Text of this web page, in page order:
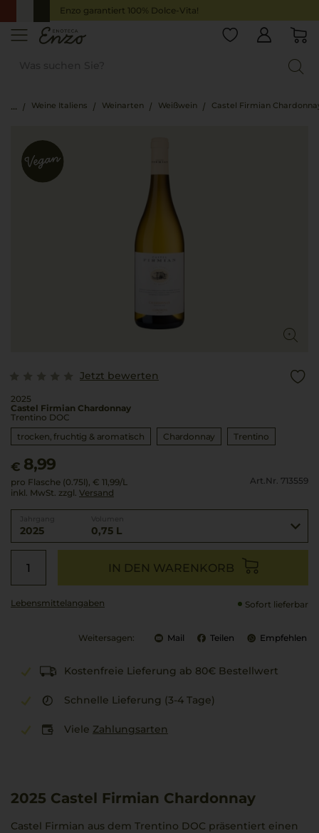
Enzo garantiert 100% Dolce-Vita!
Weine Italiens Weinarten Weißwein Castel Firmian
Jetzt bewerten
2025
Castel Firmian Chardonnay
Trentino DOC
trocken, fruchtig & aromatisch
Chardonnay Trentino
€ 8,99
pro Flasche (0.75l), € 11,99/L
inkl. MwSt. zzgl. Versand
Art.Nr. 713559
2025 0,75 L
IN DEN WARENKORB
Lebensmittel­angaben Sofort lieferbar
Weitersagen: Mail Teilen Empfehlen
Kostenfreie Lieferung ab 80€ Bestellwert
Schnelle Lieferung (3-4 Tage)
Viele Zahlungsarten
2025 Castel Firmian Chardonnay
Castel Firmian aus dem Trentino DOC präsentiert einen